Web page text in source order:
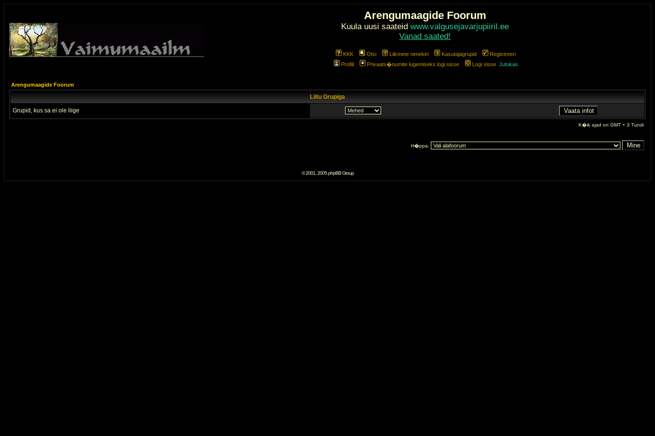
Arengumaagide Foorum
Kuula uusi saateid www.valgusejavarjupiiril.ee
Vanad saated!
KKK Otsi Liikmete nimekiri Kasutajagrupid
Registreeri
Profiil
Privaats�numite lugemiseks logi sisse Logi sisse Jutukas
Arengumaagide Foorum
Liitu Grupiga
Grupid, kus sa ei ole liige
K�ik ajad on GMT + 3 Tundi
H�ppa:
© 2001, 2005 phpBB Group